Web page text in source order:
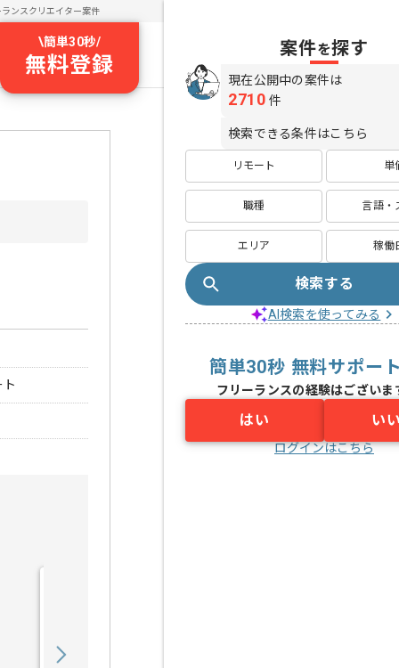
ランスクリエイター案件
\簡単30秒/
無料登録
案件を探す
現在公開中の案件は
2710 件
検索できる条件はこちら
リモート 単
職種 言語・
エリア 稼働
検索する
AI検索を使ってみる
簡単30秒 無料サポー
フリーランスの経験はございま
はい い
ログインはこちら